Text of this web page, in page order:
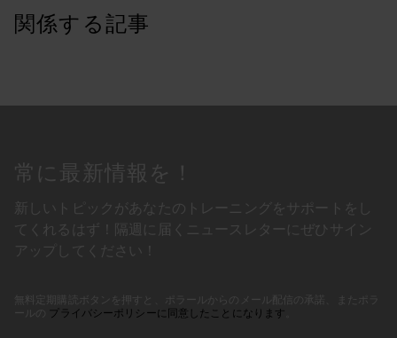
関係する記事
常に最新情報を！
新しいトピックがあなたのトレーニングをサポートをし
てくれるはず！隔週に届くニュースレターにぜひサイン
アップしてください！
無料定期購読ボタンを押すと、ポラールからのメール配信の承諾、またポラ
ールの
プライバシーポリシーに同意したことになります